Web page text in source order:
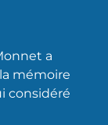
a
mémoire
considéré